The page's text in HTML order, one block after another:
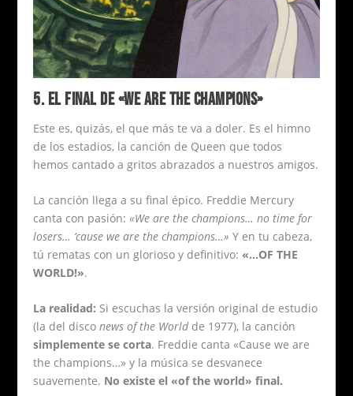
5. EL FINAL DE «WE ARE THE CHAMPIONS»
Este es, quizás, el que más te va a doler. Es el himno
de los estadios, la canción de Queen que todos
hemos cantado a gritos abrazados a nuestros amigos.
La canción llega a su final épico. Freddie Mercury
canta con pasión:«We are the champions… no time for
losers… ‘cause we are the champions…» Y en tu cabeza,
tú rematas con un glorioso y definitivo: «…OF THE
WORLD!».
La realidad: Si escuchas la versión original de estudio
(la del disconews of the Worldde 1977), la canción
simplemente se corta. Freddie canta «Cause we are
the champions…» y la música se desvanece
suavemente. No existe el «of the world» final.